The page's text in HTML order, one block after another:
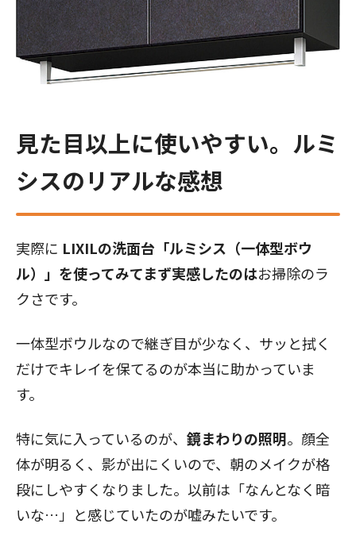
見た目以上に使いやすい。ルミ
シスのリアルな感想
実際に LIXILの洗面台「ルミシス（一体型ボウ
ル）」を使ってみてまず実感したのはお掃除のラ
クさです。
一体型ボウルなので継ぎ目が少なく、サッと拭く
だけでキレイを保てるのが本当に助かっていま
す。
特に気に入っているのが、 鏡まわりの照明。顔全
体が明るく、影が出にくいので、朝のメイクが格
段にしやすくなりました。以前は「なんとなく暗
いな…」と感じていたのが嘘みたいです。